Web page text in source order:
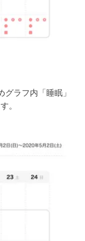
ラフ内「睡眠」
。